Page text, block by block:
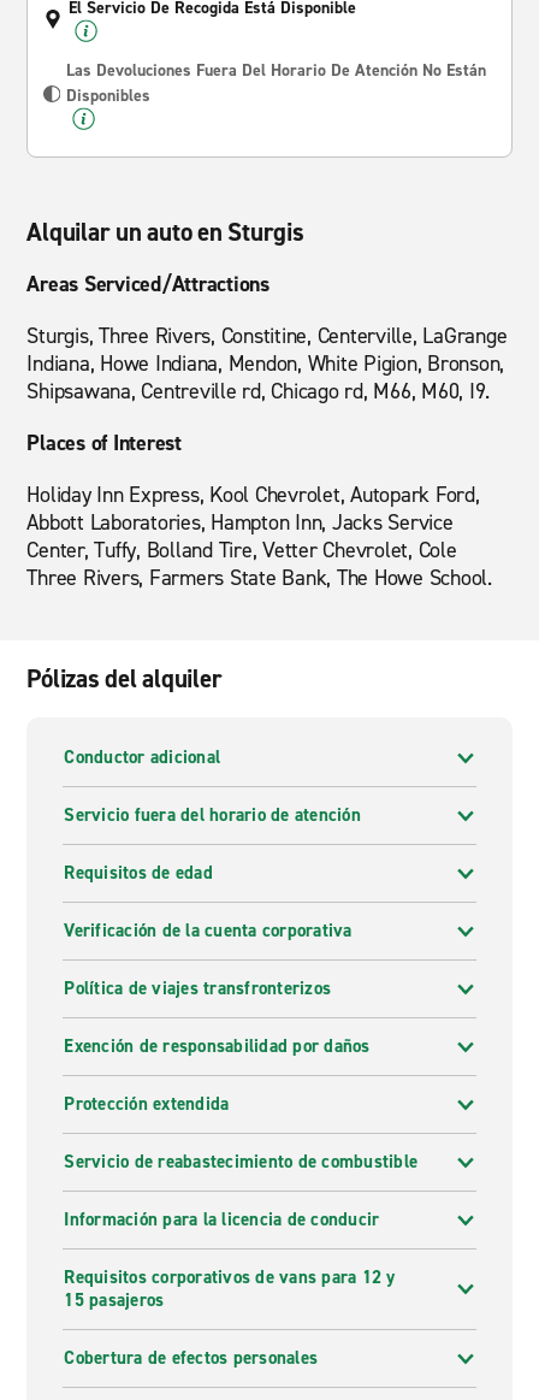
El Servicio De Recogida Está Disponible
Las Devoluciones Fuera Del Horario De Atención No Están
Disponibles
Alquilar un auto en Sturgis
Areas Serviced/Attractions
Sturgis, Three Rivers, Constitine, Centerville, LaGrange
Indiana, Howe Indiana, Mendon, White Pigion, Bronson,
Shipsawana, Centreville rd, Chicago rd, M66, M60, I9.
Places of Interest
Holiday Inn Express, Kool Chevrolet, Autopark Ford,
Abbott Laboratories, Hampton Inn, Jacks Service
Center, Tuffy, Bolland Tire, Vetter Chevrolet, Cole
Three Rivers, Farmers State Bank, The Howe School.
Pólizas del alquiler
Conductor adicional
Servicio fuera del horario de atención
Requisitos de edad
Verificación de la cuenta corporativa
Política de viajes transfronterizos
Exención de responsabilidad por daños
Protección extendida
Servicio de reabastecimiento de combustible
Información para la licencia de conducir
Requisitos corporativos de vans para 12 y
15 pasajeros
Cobertura de efectos personales